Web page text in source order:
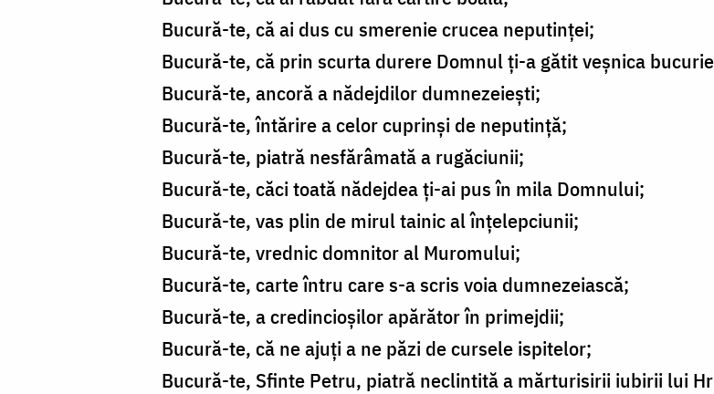
Bucură-te, că ai dus cu smerenie crucea neputinţei;
Bucură-te, că prin scurta durere Domnul ţi-a gătit veşnica
Bucură-te, ancoră a nădejdilor dumnezeieşti;
Bucură-te, întărire a celor cuprinşi de neputinţă;
Bucură-te, piatră nesfărâmată a rugăciunii;
Bucură-te, căci toată nădejdea ţi-ai pus în mila Domnului;
Bucură-te, vas plin de mirul tainic al înţelepciunii;
Bucură-te, vrednic domnitor al Muromului;
Bucură-te, carte întru care s-a scris voia dumnezeiască;
Bucură-te, a credincioşilor apărător în primejdii;
Bucură-te, că ne ajuţi a ne păzi de cursele ispitelor;
Bucură-te, Sfinte Petru, piatră neclintită a mărturisirii iubirii lui